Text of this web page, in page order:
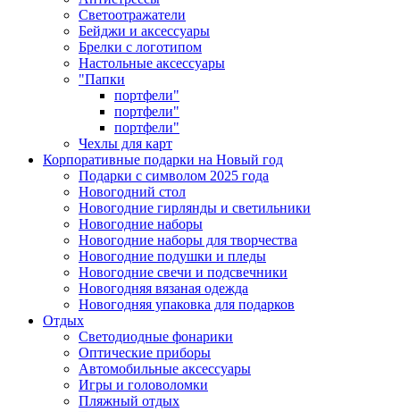
Светоотражатели
Бейджи и аксессуары
Брелки с логотипом
Настольные аксессуары
"Папки
портфели"
портфели"
портфели"
Чехлы для карт
Корпоративные подарки на Новый год
Подарки с символом 2025 года
Новогодний стол
Новогодние гирлянды и светильники
Новогодние наборы
Новогодние наборы для творчества
Новогодние подушки и пледы
Новогодние свечи и подсвечники
Новогодняя вязаная одежда
Новогодняя упаковка для подарков
Отдых
Светодиодные фонарики
Оптические приборы
Автомобильные аксессуары
Игры и головоломки
Пляжный отдых